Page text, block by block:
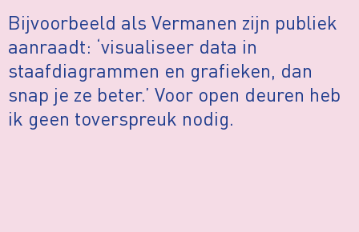
Bijvoorbeeld als Vermanen zijn publiek
aanraadt: ‘visualiseer data in
staafdiagrammen en grafieken, dan
snap je ze beter.’ Voor open deuren heb
ik geen toverspreuk nodig.